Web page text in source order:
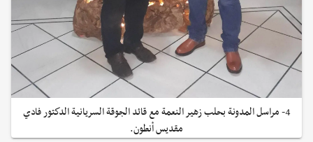
4- مراسل المدونة بحلب زهير النعمة مع قائد الجوقة السريانية الدكتور فادي
مقديس أنطون.